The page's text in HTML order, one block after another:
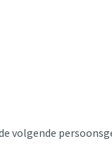
volgende